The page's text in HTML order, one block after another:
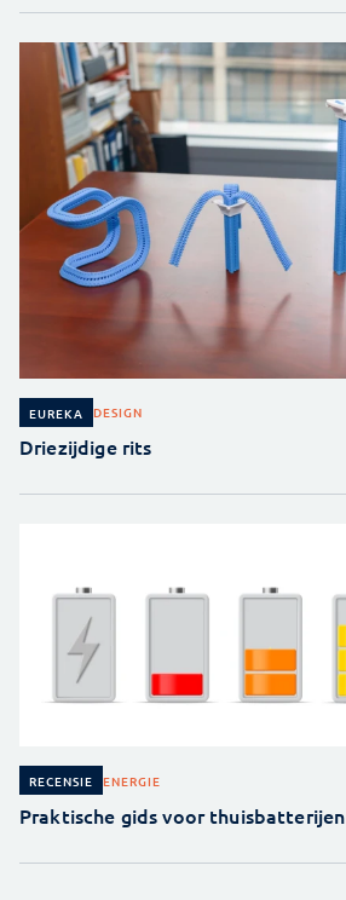
EUREKA DESIGN
Driezijdige rits
RECENSIE ENERGIE
Praktische gids voor thuisbatterijen